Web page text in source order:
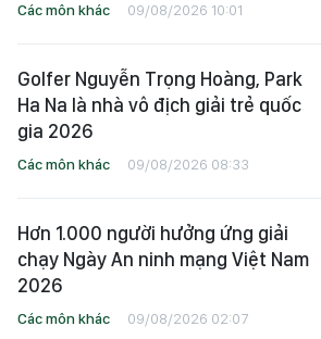
Các môn khác 09/08/2026 10:01
Golfer Nguyễn Trọng Hoàng, Park
Ha Na là nhà vô địch giải trẻ quốc
gia 2026
Các môn khác 09/08/2026 08:33
Hơn 1.000 người hưởng ứng giải
chạy Ngày An ninh mạng Việt Nam
2026
Các môn khác 09/08/2026 02:07